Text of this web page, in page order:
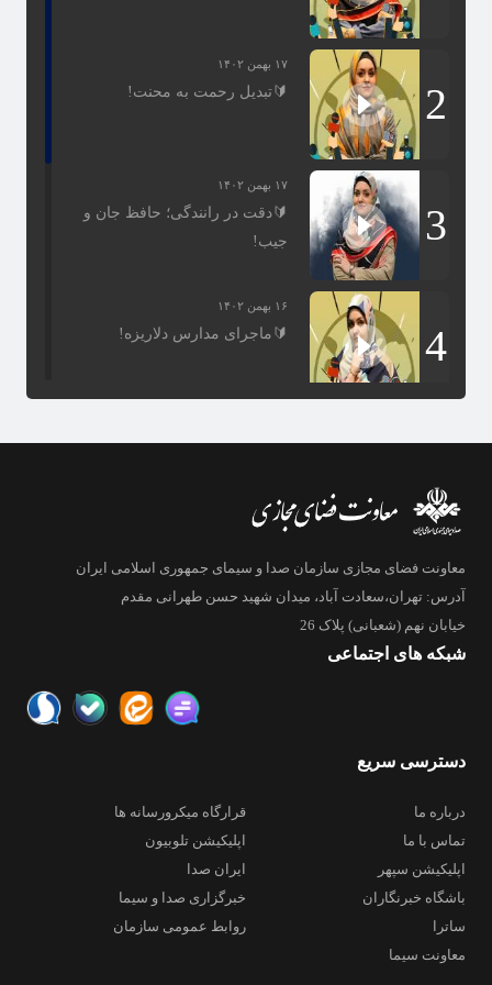
پرتاب سه ماهواره ایرانی به فضا
حمایت از طرح‌های دانش بنیان
2
۱۷ بهمن ۱۴۰۲
🔰تبدیل رحمت به محنت!
3
۱۷ بهمن ۱۴۰۲
🔰دقت در رانندگی؛ حافظ جان و
جیب!
4
۱۶ بهمن ۱۴۰۲
🔰ماجرای مدارس دلاریزه!
6
🔰تصاویر هوایی زیبا از میدان آزادی
و افزایش جمعیت حاضر در جشن
🔰 افزایش سن بازنشستگی، ظلم
معاونت فضای مجازی سازمان صدا و سیمای جمهوری اسلامی ایران
آدرس: تهران،سعادت آباد، میدان شهید حسن طهرانی مقدم
خیابان نهم (شعبانی) پلاک 26
شبکه های اجتماعی
دسترسی سریع
درباره ما
قرارگاه میکرورسانه ها
تماس با ما
اپلیکیشن تلوبیون
اپلیکیشن سپهر
ایران صدا
باشگاه خبرنگاران
خبرگزاری صدا و سیما
ساترا
روابط عمومی سازمان
معاونت سیما